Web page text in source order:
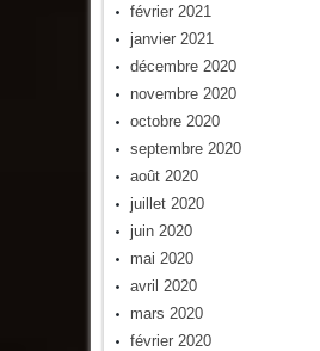
février 2021
janvier 2021
décembre 2020
novembre 2020
octobre 2020
septembre 2020
août 2020
juillet 2020
juin 2020
mai 2020
avril 2020
mars 2020
février 2020